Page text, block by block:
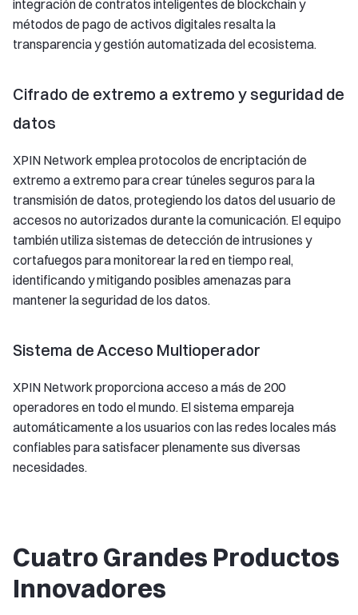
integración de contratos inteligentes de blockchain y
métodos de pago de activos digitales resalta la
transparencia y gestión automatizada del ecosistema.
Cifrado de extremo a extremo y seguridad de
datos
XPIN Network emplea protocolos de encriptación de
extremo a extremo para crear túneles seguros para la
transmisión de datos, protegiendo los datos del usuario de
accesos no autorizados durante la comunicación. El equipo
también utiliza sistemas de detección de intrusiones y
cortafuegos para monitorear la red en tiempo real,
identificando y mitigando posibles amenazas para
mantener la seguridad de los datos.
Sistema de Acceso Multioperador
XPIN Network proporciona acceso a más de 200
operadores en todo el mundo. El sistema empareja
automáticamente a los usuarios con las redes locales más
confiables para satisfacer plenamente sus diversas
necesidades.
Cuatro Grandes Productos
Innovadores